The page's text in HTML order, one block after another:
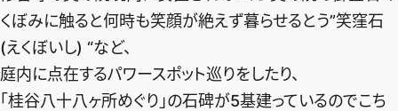
くぼみに触ると何時も笑顔が絶えず暮らせるとう”笑窪石
(えくぼいし) “など、
庭内に点在するパワースポット巡りをしたり、
「桂谷八十八ヶ所めぐり」の石碑が5基建っているのでこち